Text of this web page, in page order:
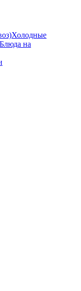
Холодные
Блюда на